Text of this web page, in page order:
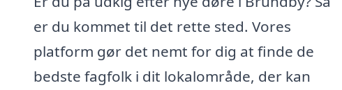
er du kommet til det rette sted. Vores
platform gør det nemt for dig at finde de
bedste fagfolk i dit lokalområde, der kan